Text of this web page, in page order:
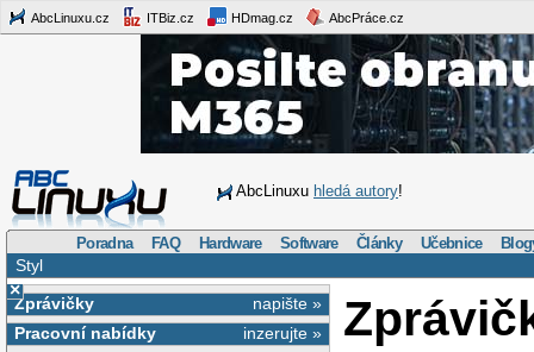
AbcLinuxu.cz ITBiz.cz HDmag.cz AbcPráce.cz
AbcLinuxu hledá autory!
Poradna FAQ Hardware Software Články Učebnice
Styl
×
napište »
Zprávičky
inzerujte »
Pracovní nabídky